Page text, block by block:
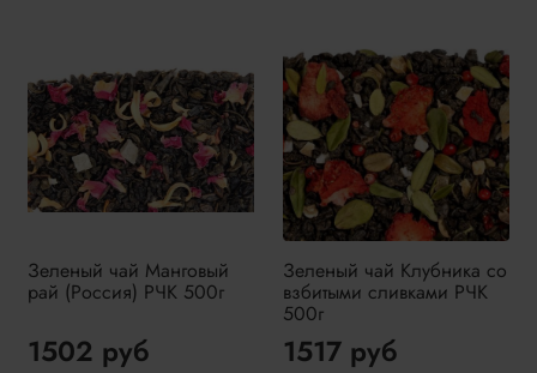
Зеленый чай Манговый
рай (Россия) РЧК 500г
1502 руб
Зеленый чай Клубника со
взбитыми сливками РЧК
500г
1517 руб